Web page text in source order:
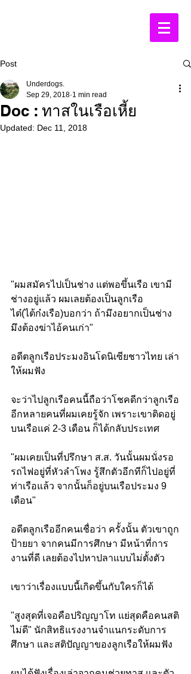
Post
Doc : ทาสในเรือเหี้ย
Underdogs.
Sep 29, 2018 1 min read
Updated: Dec 11, 2018
"ผมสมัครไปเป็นช่าง แต่พอขึ้นเรือ เขามี
ช่างอยู่แล้ว ผมเลยต้องเป็นลูกเรือ
ไต๋(ไต้ก๋งเรือ)บอกว่า ถ้ามึงอยากเป็นช่าง
มึงต้องฆ่าไอ้คนเก่า"
อดีตลูกเรือประมงอินโดนิเซียชาวไทย เล่า
ให้ผมฟัง
จะว่าไปลูกเรือคนนี้ถือว่าโชคดีกว่าลูกเรือ
อีกหลายคนที่ผมเคยรู้จัก เพราะเขาติดอยู่
บนเรือแค่ 2-3 เดือน ก็ได้กลับประเทศ
"ผมเคยเป็นที่ปรึกษา ส.ส. วันนั้นผมนั่งรอ
รถไฟอยู่ที่หัวลำโพง รู้สึกตัวอีกทีก็ไปอยู่ที่
ท่าเรือแล้ว จากนั้นก็อยู่บนเรือประมง 9
เดือน"
อดีตลูกเรืออีกคนเชื่อว่า ครั้งนั้น ตัวเขาถูก
ป้ายยา จากคนมีการศึกษา มีหน้าที่การ
งานที่ดี เลยต้องไปหาปลาแบบไม่ตั้งตัว
เขาว่าเรื่องแบบนี้เกิดขึ้นกับใครก็ได้
"สูงสุดที่เจอคือปริญญาโท แย่สุดคือคนสติ
ไม่ดี" นักสิทธิแรงงานจำแนกระดับการ
ศึกษา และสติปัญญาของลูกเรือให้ผมฟัง